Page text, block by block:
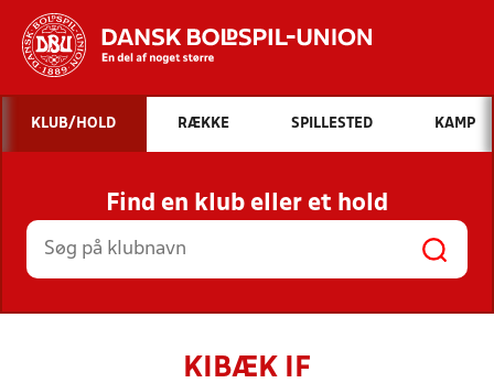
Hvad vil du søge efter?
INDHOLD OG NYHEDER
STILLINGER, RESULTATER, KLUBBER OG
HOLD
KLUB/HOLD RÆKKE SPILLESTED KAMP
Find en klub eller et hold
KIBÆK IF